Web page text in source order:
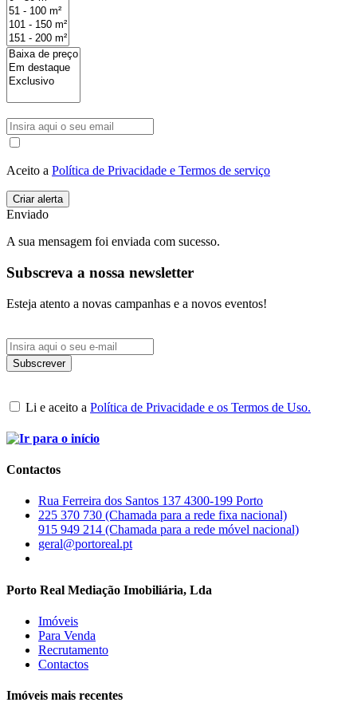
Aceito a Política de Privacidade e Termos de serviço
Enviado
A sua mensagem foi enviada com sucesso.
Subscreva a nossa newsletter
Esteja atento a novas campanhas e a novos eventos!
Li e aceito a Política de Privacidade e os Termos de Uso.
Contactos
Rua Ferreira dos Santos 137 4300-199 Porto
225 370 730 (Chamada para a rede fixa nacional)
915 949 214 (Chamada para a rede móvel nacional)
geral@portoreal.pt
Porto Real Mediação Imobiliária, Lda
Imóveis
Para Venda
Recrutamento
Contactos
Imóveis mais recentes